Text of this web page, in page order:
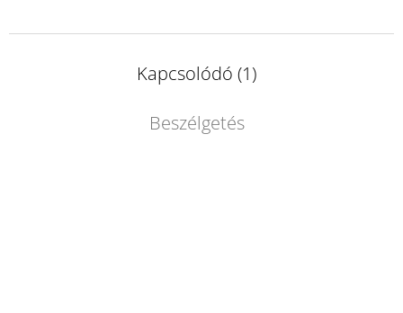
Kapcsolódó (1)
Beszélgetés